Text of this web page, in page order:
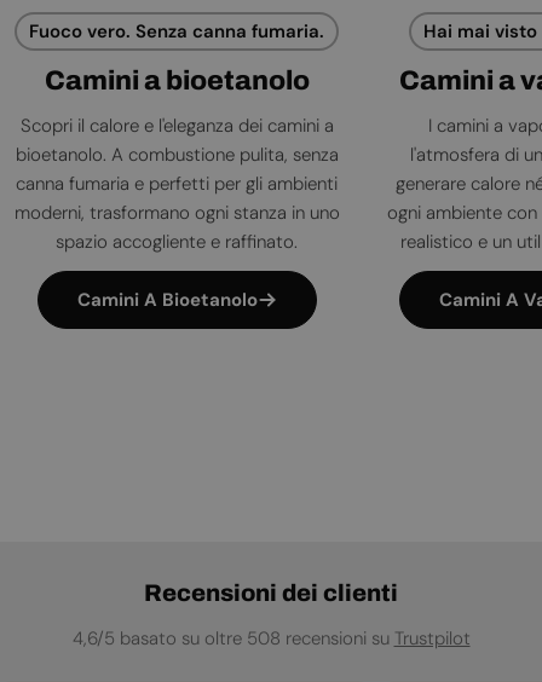
Fuoco vero. Senza canna fumaria.
Camini a bioetanolo
Scopri il calore e l'eleganza dei camini a
bioetanolo. A combustione pulita, senza
canna fumaria e perfetti per gli ambienti
moderni, trasformano ogni stanza in uno
spazio accogliente e raffinato.
Camini A Bioetanolo
Hai mai
Camini a
I camini a
l'atmosfera di
generare calore
ogni ambiente
realistico e un
Camini A
Recensioni dei clienti
4,6/5 basato su oltre 508 recensioni su Trustpilot